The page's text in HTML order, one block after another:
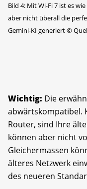
Bild 4: Mit Wi-Fi 7 ist es
aber nicht überall die
Gemini-KI generiert©
Wichtig: Die
abwärtskompatibel.
Router, sind Ihre
können aber nicht
Gleicher­massen
älteres Netzwerk
des neueren